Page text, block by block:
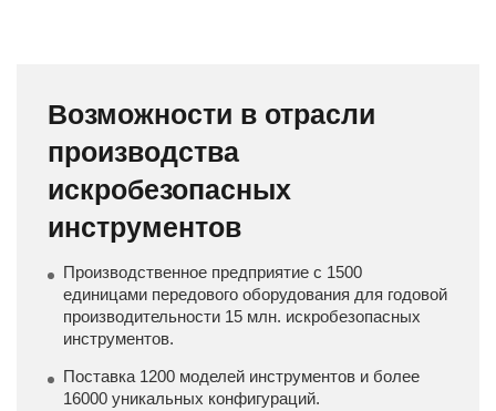
Возможности в отрасли
производства
искробезопасных
инструментов
Производственное предприятие с 1500
единицами передового оборудования для годовой
производительности 15 млн. искробезопасных
инструментов.
Поставка 1200 моделей инструментов и более
16000 уникальных конфигураций.